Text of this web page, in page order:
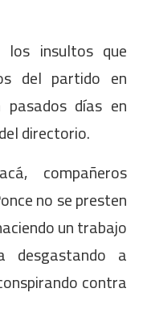
insultos que
del partido en
días en
directorio.
compañeros
no se presten
un trabajo
desgastando a
contra